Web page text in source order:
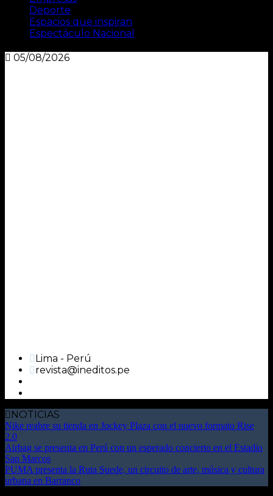
Deporte
Espacios que inspiran
Espectáculo Nacional
05/08/2026
Lima - Perú
revista@ineditos.pe
NOTICIAS
Nike reabre su tienda en Jockey Plaza con el nuevo formato Rise
2.0
Airbag se presenta en Perú con un esperado concierto en el Estadio
San Marcos
PUMA presenta la Ruta Suede, un circuito de arte, música y cultura
urbana en Barranco